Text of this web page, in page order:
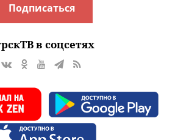
Подписаться
в соцсетях